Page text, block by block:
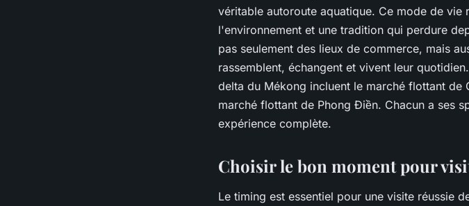
véritable autoroute aquatique. Ce mode de vie
l'environnement et une tradition qui perdure
pas seulement des lieux de commerce, mais
rassemblent, échangent et vivent leur
delta du Mékong incluent le marché flottant de
marché flottant de Phong Điền. Chacun a ses
expérience complète.
Choisir le bon moment pour
Le timing est essentiel pour une visite réussie